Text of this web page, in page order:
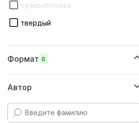
суперобложка
твердый
Формат 8
170х215 мм
Автор